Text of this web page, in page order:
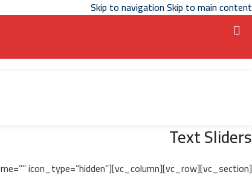
Skip to navigationSkip to main content
Text Sliders
icon_type=”hidden”